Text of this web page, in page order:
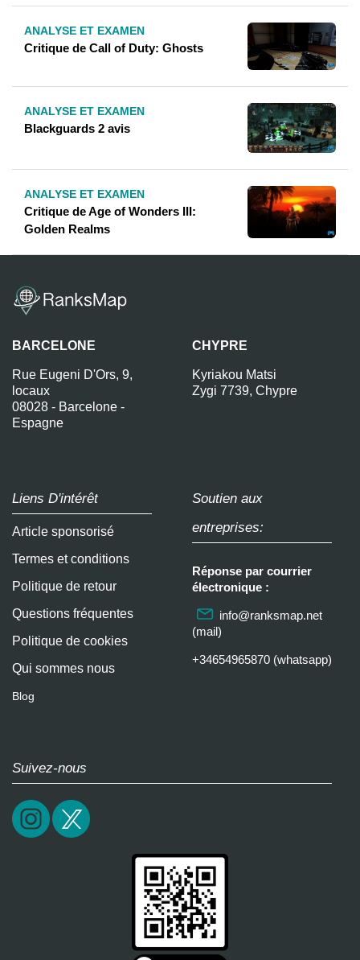
ANALYSE ET EXAMEN
Critique de Call of Duty: Ghosts
ANALYSE ET EXAMEN
Blackguards 2 avis
ANALYSE ET EXAMEN
Critique de Age of Wonders III:
Golden Realms
BARCELONE
Rue Eugeni D'Ors, 9,
locaux
08028 - Barcelone -
Espagne
CHYPRE
Kyriakou Matsi
Zygi 7739, Chypre
Liens D'intérêt
Article sponsorisé
Termes et conditions
Politique de retour
Questions fréquentes
Politique de cookies
Qui sommes nous
Blog
Soutien aux
entreprises:
Réponse par courrier
électronique :
info@ranksmap.net
(mail)
+34654965870 (whatsapp)
Suivez-nous